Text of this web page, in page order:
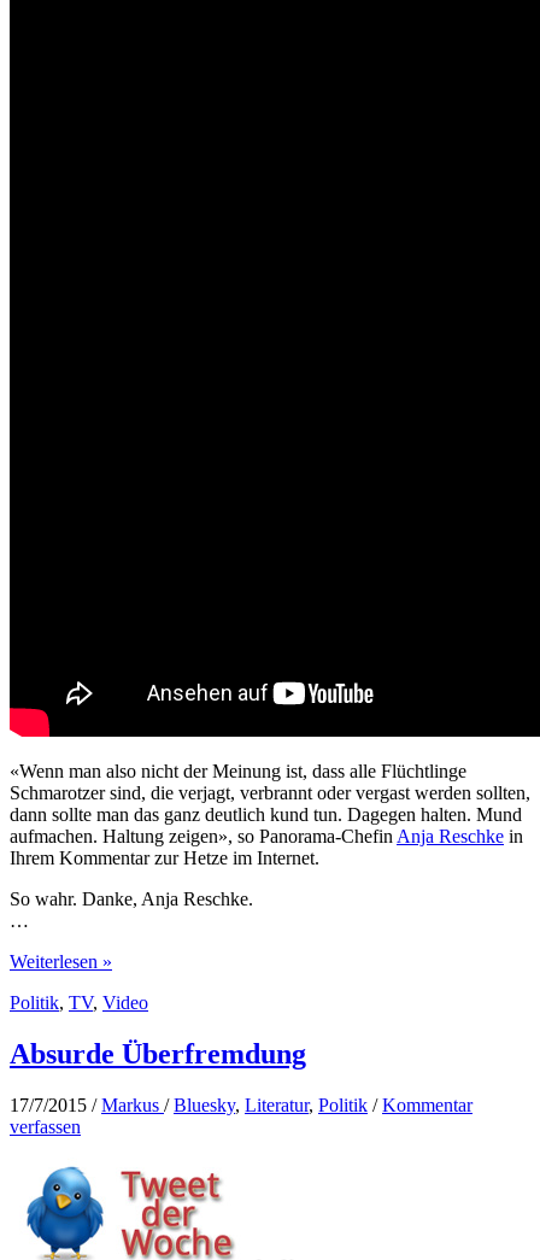
«Wenn man also nicht der Meinung ist, dass alle Flüchtlinge
Schmarotzer sind, die verjagt, verbrannt oder vergast werden sollten,
dann sollte man das ganz deutlich kund tun. Dagegen halten. Mund
aufmachen. Haltung zeigen», so Panorama-Chefin Anja Reschke in
Ihrem Kommentar zur Hetze im Internet.
So wahr. Danke, Anja Reschke.
…
Anja
Bei
im
Internet
Haltung
zeigen!
Weiterlesen »
Politik, TV, Video
Absurde Überfremdung
17/7/2015 /Markus /Bluesky, Literatur, Politik /Kommentar
verfassen